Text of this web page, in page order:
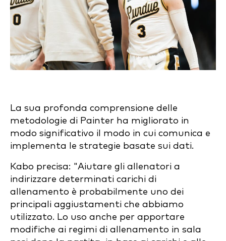
La sua profonda comprensione delle
metodologie di Painter ha migliorato in
modo significativo il modo in cui comunica e
implementa le strategie basate sui dati.
Kabo precisa: "Aiutare gli allenatori a
indirizzare determinati carichi di
allenamento è probabilmente uno dei
principali aggiustamenti che abbiamo
utilizzato. Lo uso anche per apportare
modifiche ai regimi di allenamento in sala